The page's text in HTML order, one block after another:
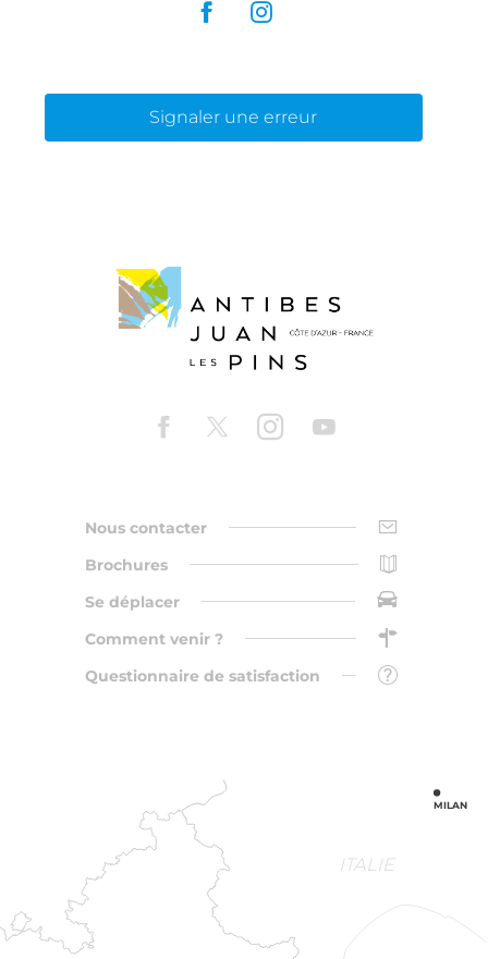
Signaler une erreur
Nous contacter
Brochures
Se déplacer
Comment venir ?
Questionnaire de satisfaction
ITALIE
MILAN